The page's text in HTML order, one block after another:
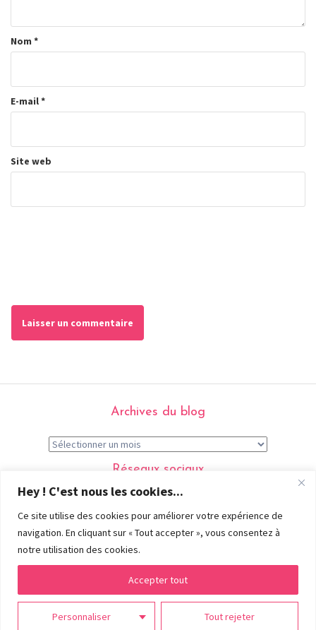
Hey ! C'est nous les cookies...
Ce site utilise des cookies pour améliorer votre expérience de
navigation. En cliquant sur « Tout accepter », vous consentez à
notre utilisation des cookies.
Personnaliser Tout rejeter
Accepter tout
Nom *
E-mail*
Site web
Archives du blog
Réseaux sociaux
Menu
Tous droits réservés © Marie Roumégoux | Gib - 2026 |
Flux RSS